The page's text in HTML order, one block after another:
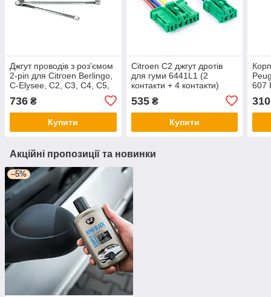
Джгут проводів з роз'ємом
2-pin для Citroen Berlingo,
C-Elysee, C2, C3, C4, C5,
Xsara
736 ₴
Купити
Citroen C2 джгут дротів
для гуми 6441L1 (2
контакти + 4 контакти)
14720
535₴
Купити
607
310
Акційні пропозиції та новинки
–5%